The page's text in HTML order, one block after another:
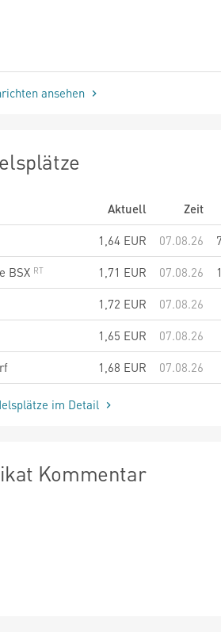
ansehen
Aktuell
Zeit
1,64 EUR 07.08.26
BSX
1,71 EUR 07.08.26
1,72 EUR
07.08.26
1,65 EUR
07.08.26
1,68 EUR 07.08.26
im Detail
Kommentar